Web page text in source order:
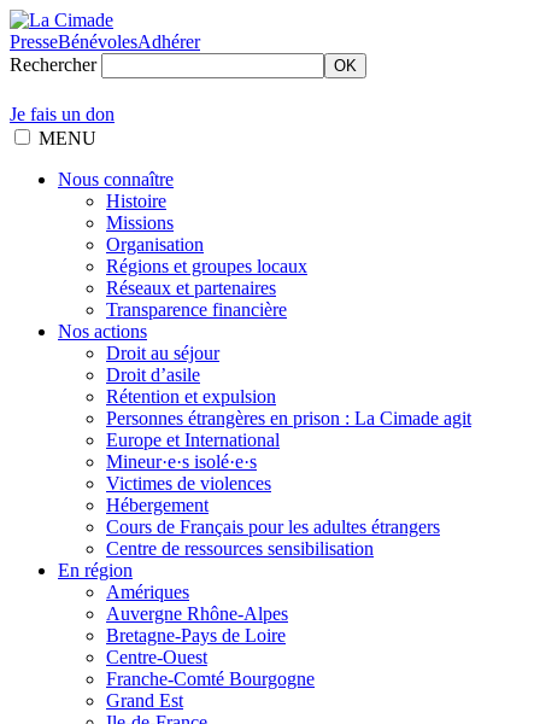
PresseBénévolesAdhérer
Rechercher
OK
Je fais un don
MENU
Nous connaître
Histoire
Missions
Organisation
Régions et groupes locaux
Réseaux et partenaires
Transparence financière
Nos actions
Droit au séjour
Droit d’asile
Rétention et expulsion
Personnes étrangères en prison : La Cimade agit
Europe et International
Mineur·e·s isolé·e·s
Victimes de violences
Hébergement
Cours de Français pour les adultes étrangers
Centre de ressources sensibilisation
En région
Amériques
Auvergne Rhône-Alpes
Bretagne-Pays de Loire
Centre-Ouest
Franche-Comté Bourgogne
Grand Est